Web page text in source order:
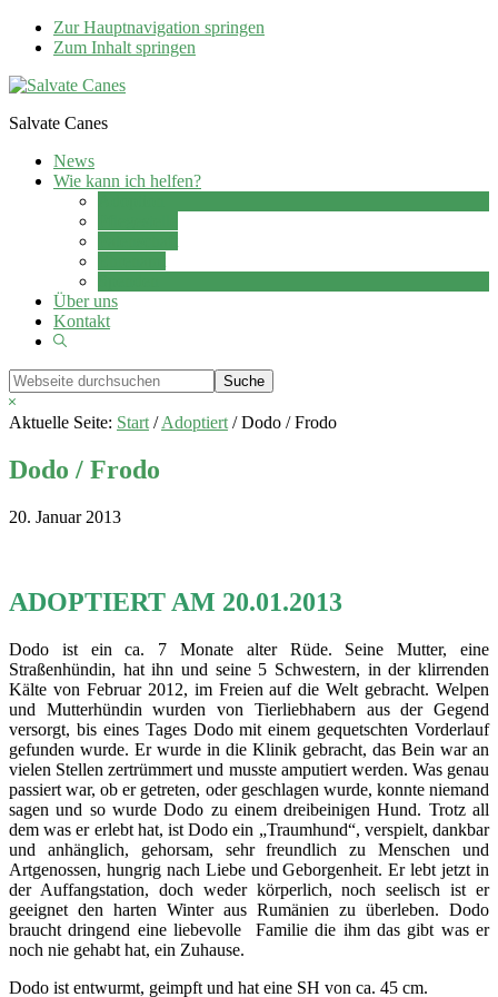
Zur Hauptnavigation springen
Zum Inhalt springen
Salvate Canes
News
Wie kann ich helfen?
Über uns
Kontakt
Show
Webseite
durchsuchen
Hide
Search
Aktuelle Seite: Start / Adoptiert /Dodo / Frodo
Dodo / Frodo
20. Januar 2013
ADOPTIERT AM 20.01.2013
Dodo ist ein ca. 7 Monate alter Rüde. Seine Mutter, eine
Straßenhündin, hat ihn und seine 5 Schwestern, in der klirrenden
Kälte von Februar 2012, im Freien auf die Welt gebracht. Welpen
und Mutterhündin wurden von Tierliebhabern aus der Gegend
versorgt, bis eines Tages Dodo mit einem gequetschten Vorderlauf
gefunden wurde. Er wurde in die Klinik gebracht, das Bein war an
vielen Stellen zertrümmert und musste amputiert werden. Was genau
passiert war, ob er getreten, oder geschlagen wurde, konnte niemand
sagen und so wurde Dodo zu einem dreibeinigen Hund. Trotz all
dem was er erlebt hat, ist Dodo ein „Traumhund“, verspielt, dankbar
und anhänglich, gehorsam, sehr freundlich zu Menschen und
Artgenossen, hungrig nach Liebe und Geborgenheit. Er lebt jetzt in
der Auffangstation, doch weder körperlich, noch seelisch ist er
geeignet den harten Winter aus Rumänien zu überleben. Dodo
braucht dringend eine liebevolle Familie die ihm das gibt was er
noch nie gehabt hat, ein Zuhause.
Dodo ist entwurmt, geimpft und hat eine SH von ca. 45 cm.